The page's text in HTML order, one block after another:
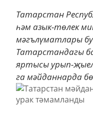
Татарстан
һәм азык-төлек
мәгълүматлары
Татарстандагы
яртысы урып-
га мәйданнарда